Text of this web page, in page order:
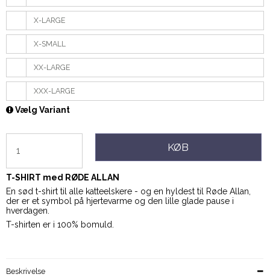
X-LARGE
X-SMALL
XX-LARGE
XXX-LARGE
Vælg Variant
KØB
T-SHIRT med RØDE ALLAN
En sød t-shirt til alle katteelskere - og en hyldest til Røde Allan,
der er et symbol på hjertevarme og den lille glade pause i
hverdagen.
T-shirten er i 100% bomuld.
Beskrivelse